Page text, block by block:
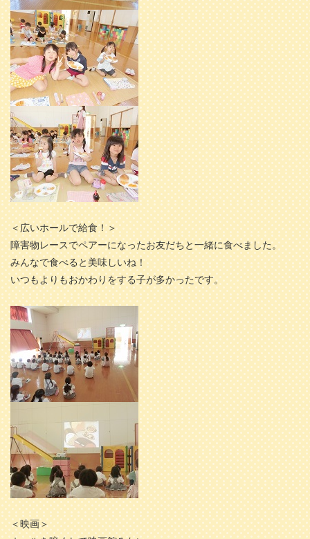
＜広いホールで給食！＞
障害物レースでペアーになったお友だちと一緒に食べました。
みんなで食べると美味しいね！
いつもよりもおかわりをする子が多かったです。
＜映画＞